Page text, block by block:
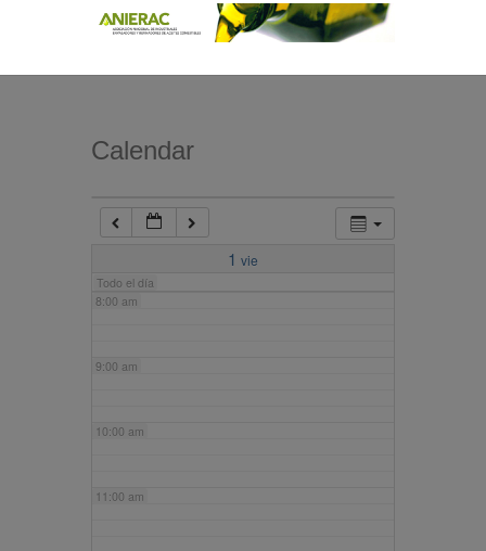
Calendar
1 vie
Todo el día
7:00 am
8:00 am
9:00 am
10:00 am
11:00 am